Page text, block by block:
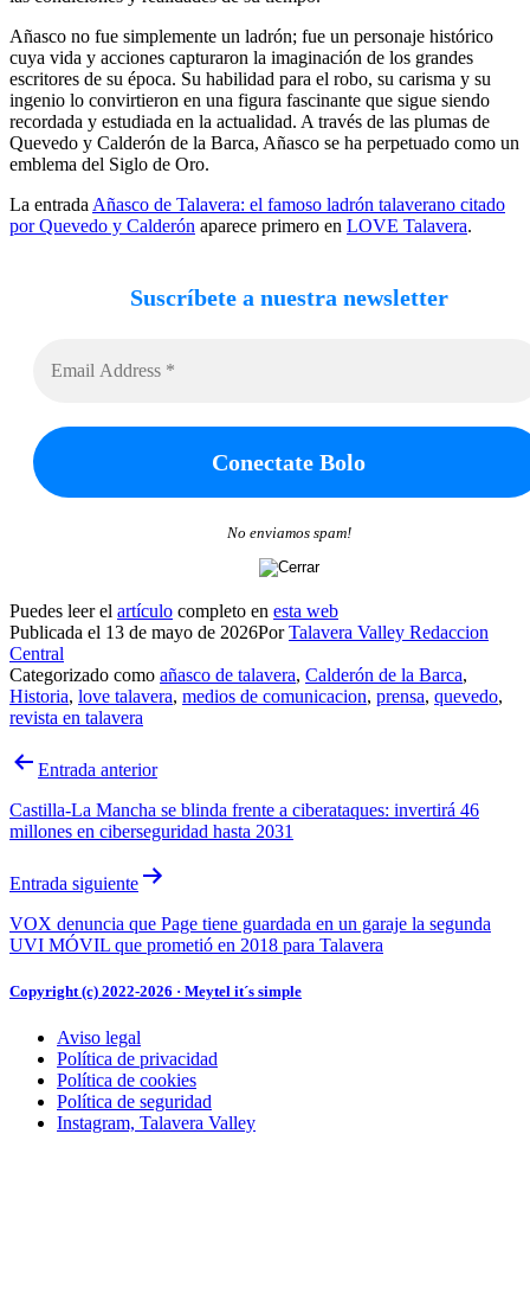
Añasco no fue simplemente un ladrón; fue un personaje histórico
cuya vida y acciones capturaron la imaginación de los grandes
escritores de su época. Su habilidad para el robo, su carisma y su
ingenio lo convirtieron en una figura fascinante que sigue siendo
recordada y estudiada en la actualidad. A través de las plumas de
Quevedo y Calderón de la Barca, Añasco se ha perpetuado como un
emblema del Siglo de Oro.
La entrada Añasco de Talavera: el famoso ladrón talaverano citado
por Quevedo y Calderón aparece primero en LOVE Talavera.
Suscríbete a nuestra newsletter
No enviamos spam!
Puedes leer el artículo completo en esta web
Publicada el 13 de mayo de 2026PorTalavera Valley Redaccion
Central
Categorizado como añasco de talavera, Calderón de la Barca,
Historia, love talavera, medios de comunicacion, prensa, quevedo,
revista en talavera
Navegación
entradas
Entrada anterior
Castilla-La Mancha se blinda frente a ciberataques: invertirá 46
millones en ciberseguridad hasta 2031
Entrada siguiente
VOX denuncia que Page tiene guardada en un garaje la segunda
UVI MÓVIL que prometió en 2018 para Talavera
Copyright (c) 2022-2026 · Meytel it´s simple
Aviso legal
Política de privacidad
Política de cookies
Política de seguridad
Instagram, Talavera Valley